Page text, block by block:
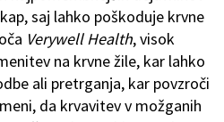
saj lahko poškoduje krvne
Verywell Health, visok
na krvne žile, kar lahko
ali pretrganja, kar povzroči
da krvavitev v možganih